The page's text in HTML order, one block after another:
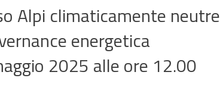
Alpi climaticamente neutre
energetica
2025 alle ore 12.00